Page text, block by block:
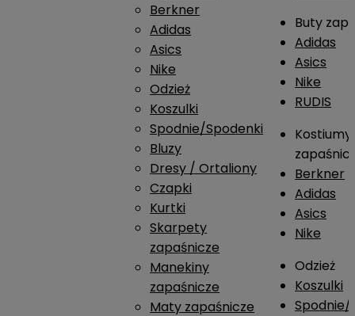
Berkner
Adidas
Asics
Nike
Odzież
Koszulki
Spodnie/Spodenki
Bluzy
Dresy / Ortaliony
Czapki
Kurtki
Skarpety
zapaśnicze
Manekiny
zapaśnicze
Maty zapaśnicze
Buty
Adidas
Asics
Nike
RUDIS
Kostiumy
Berkner
Adidas
Asics
Nike
Odzież
Koszulki
Spodnie/